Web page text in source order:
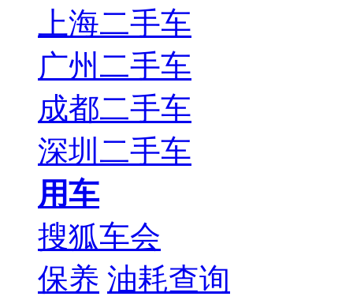
上海二手车
广州二手车
成都二手车
深圳二手车
用车
搜狐车会
保养 油耗查询